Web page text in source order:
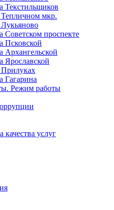
Текстильщиков
Тепличном мкр.
Советском проспекте
Псковской
Архангельской
Ярославской
Прилуках
Гагарина
Режим работы
качества услуг